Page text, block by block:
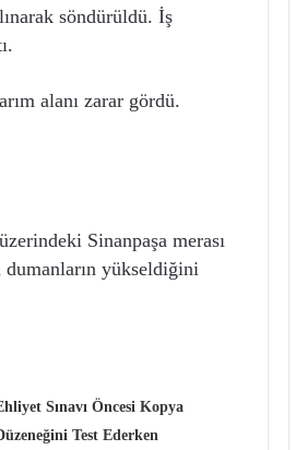
söndürüldü. İş
alanı zarar gördü.
Sinanpaşa merası
dumanların yükseldiğini
Sınavı Öncesi Kopya
Test Ederken